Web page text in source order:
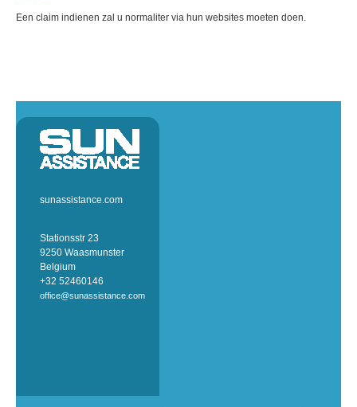
Een claim indienen zal u normaliter via hun websites moeten doen.
sunassistance.com
Stationsstr 23
9250 Waasmunster
Belgium
+32 52460146
office@sunassistance.com